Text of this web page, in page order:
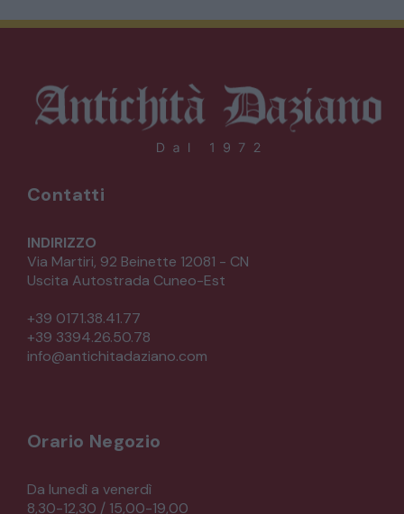
Contatti
INDIRIZZO
Via Martiri, 92 Beinette 12081 - CN
Uscita Autostrada Cuneo-Est
+39 0171.38.41.77
+39 3394.26.50.78
info@antichitadaziano.com
Orario Negozio
Da lunedì a venerdì
8,30-12,30 / 15,00-19,00